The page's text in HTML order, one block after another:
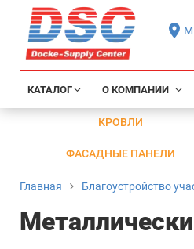
КАТАЛОГ О КОМПАНИИ
КРОВЛИ
ФАСАДНЫЕ ПАНЕЛИ
Главная Благоустройство